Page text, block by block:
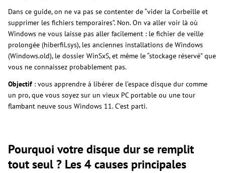
Dans ce guide, on ne va pas se contenter de “vider la Corbeille et
supprimer les fichiers temporaires”. Non. On va aller voir là où
Windows ne vous laisse pas aller facilement : le fichier de veille
prolongée (hiberfil.sys), les anciennes installations de Windows
(Windows.old), le dossier WinSxS, et même le “stockage réservé” que
vous ne connaissez probablement pas.
Objectif : vous apprendre à libérer de l’espace disque dur comme
un pro, que vous soyez sur un vieux PC portable ou une tour
flambant neuve sous Windows 11. C’est parti.
Pourquoi votre disque dur se remplit
tout seul ? Les 4 causes principales